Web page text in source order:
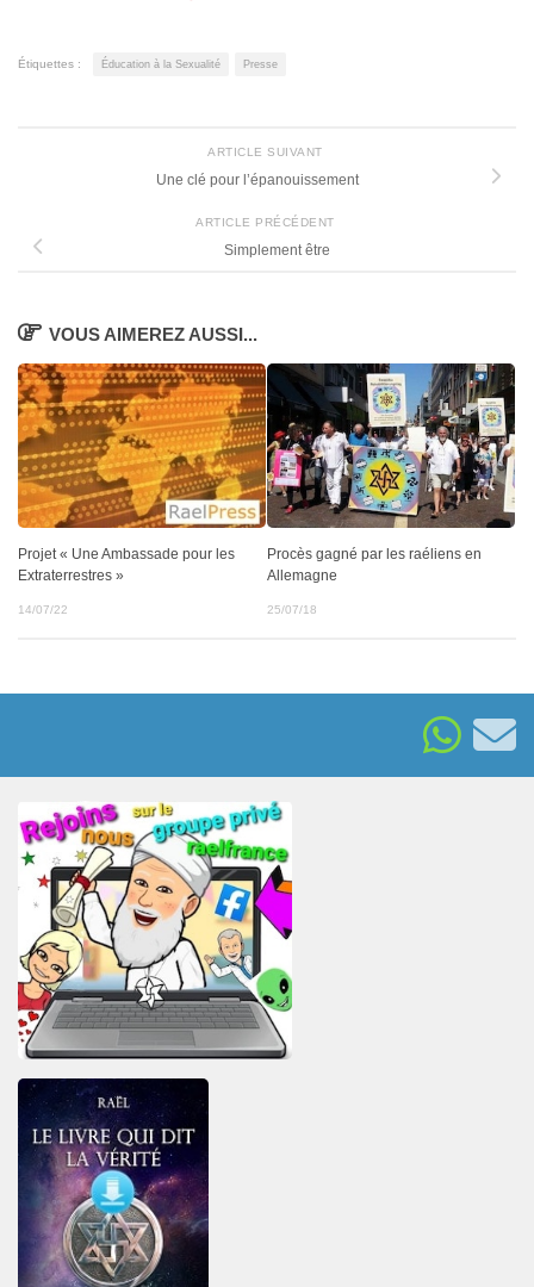
Étiquettes : Éducation à la Sexualité Presse
ARTICLE SUIVANT
Une clé pour l’épanouissement
ARTICLE PRÉCÉDENT
Simplement être
VOUS AIMEREZ AUSSI...
Projet « Une Ambassade pour les
Extraterrestres »
14/07/22
Procès gagné par les raéliens en
Allemagne
25/07/18